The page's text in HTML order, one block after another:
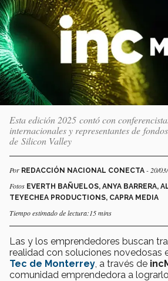
logo
Esta edición 2025 contó con
internacionales y representantes de
de Silicon Valley
Por REDACCIÓN NACIONAL CONECTA - 20/
Fotos EVERTH BAÑUELOS, ANYA BARRERA,
TEYECHEA PRODUCTIONS, CAPRA MEDIA
Tiempo estimado de lectura:15 mins
Las y los emprendedores buscan
realidad con soluciones novedosas
Tec de Monterrey , a través de
comunidad emprendedora a